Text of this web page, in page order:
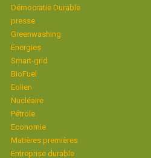
Démocratie Durable
presse
Greenwashing
Energies
Smart-grid
BioFuel
Eolien
Nucléaire
Pétrole
Economie
Matières premières
Entreprise durable